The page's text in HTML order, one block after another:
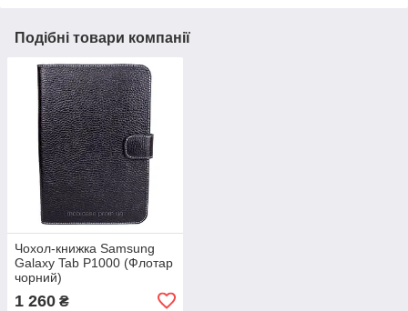
Подібні товари компанії
Чохол-книжка Samsung
Galaxy Tab P1000 (Флотар
чорний)
1 260 ₴